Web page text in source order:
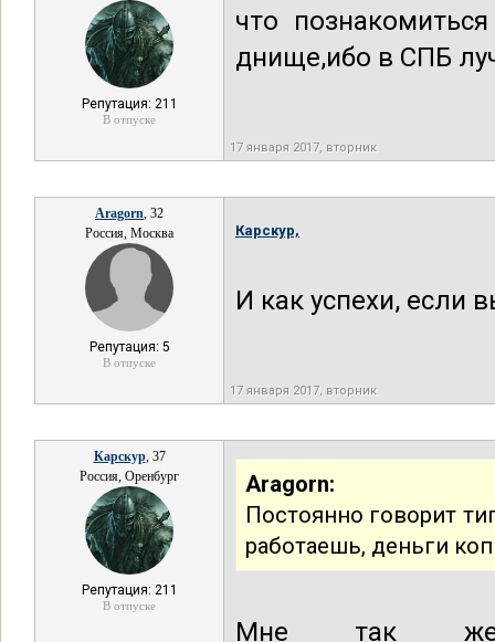
Репутация: 211
В отпуске
что
днище,ибо в СПБ
17 января 2017, вторник
Aragorn, 32
Россия, Москва
Репутация: 5
В отпуске
Карскур,
И как успехи, если
17 января 2017, вторник
Карскур, 37
Россия, Оренбург
Репутация: 211
В отпуске
Aragorn:
Постоянно говорит
работаешь, деньги
Мне так же